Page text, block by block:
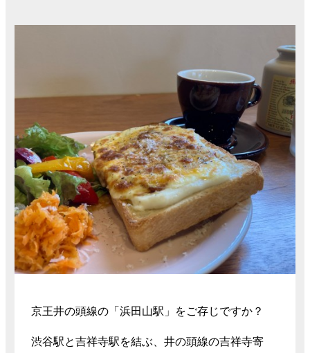
京王井の頭線の「浜田山駅」をご存じですか？
渋谷駅と吉祥寺駅を結ぶ、井の頭線の吉祥寺寄